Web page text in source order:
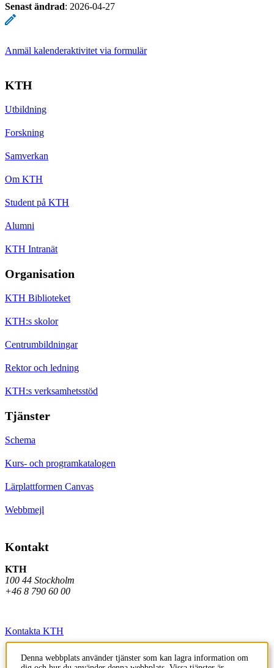
Senast ändrad: 2026-04-27
Anmäl kalenderaktivitet via formulär
KTH
Utbildning
Forskning
Samverkan
Om KTH
Student på KTH
Alumni
KTH Intranät
Organisation
KTH Biblioteket
KTH:s skolor
Centrumbildningar
Rektor och ledning
KTH:s verksamhetsstöd
Tjänster
Schema
Kurs- och programkatalogen
Lärplattformen Canvas
Webbmejl
Kontakt
KTH
100 44 Stockholm
+46 8 790 60 00
Kontakta KTH
Jobba på KTH
Denna webbplats använder tjänster som kan lagra information om